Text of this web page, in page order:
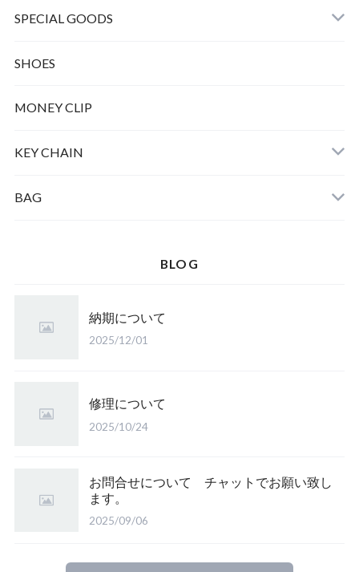
SPECIAL GOODS
SHOES
MONEY CLIP
KEY CHAIN
BAG
BLOG
納期について
2025/12/01
修理について
2025/10/24
お問合せについて チャットでお願い致し
ます。
2025/09/06